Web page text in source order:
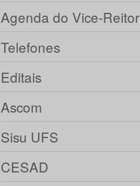
Agenda do Vice-Reitor
Telefones
Editais
Ascom
Sisu UFS
CESAD